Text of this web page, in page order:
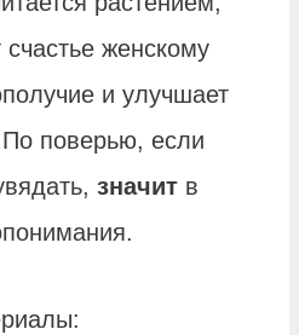
счастье женскому
и улучшает
По поверью, если
значит в